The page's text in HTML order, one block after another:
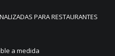
PARA RESTAURANTES
a medida